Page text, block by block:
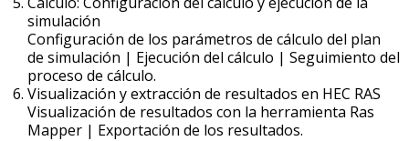
simulación
Configuración de los parámetros de cálculo del plan
de simulación | Ejecución del cálculo | Seguimiento del
proceso de cálculo.
Visualización y extracción de resultados en HEC RAS
Visualización de resultados con la herramienta Ras
Mapper | Exportación de los resultados.